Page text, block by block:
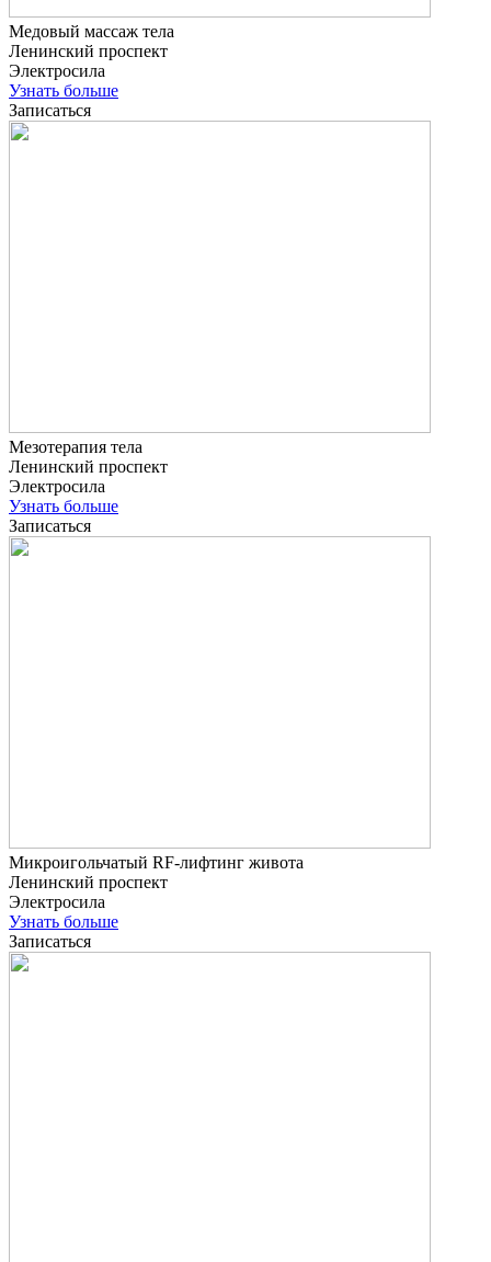
Медовый массаж тела
Ленинский проспект
Электросила
Узнать больше
Записаться
Мезотерапия тела
Ленинский проспект
Электросила
Узнать больше
Записаться
Микроигольчатый RF-лифтинг живота
Ленинский проспект
Электросила
Узнать больше
Записаться